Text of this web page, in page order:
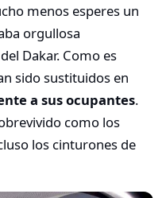
menos esperes un
orgullosa
Dakar. Como es
sido sustituidos en
a sus ocupantes.
como los
los cinturones de